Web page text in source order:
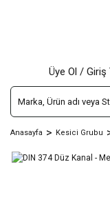
Üye Ol / Giriş
Anasayfa Kesici Grubu